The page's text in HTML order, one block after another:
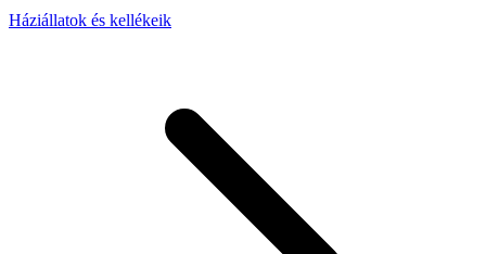
Háziállatok és kellékeik